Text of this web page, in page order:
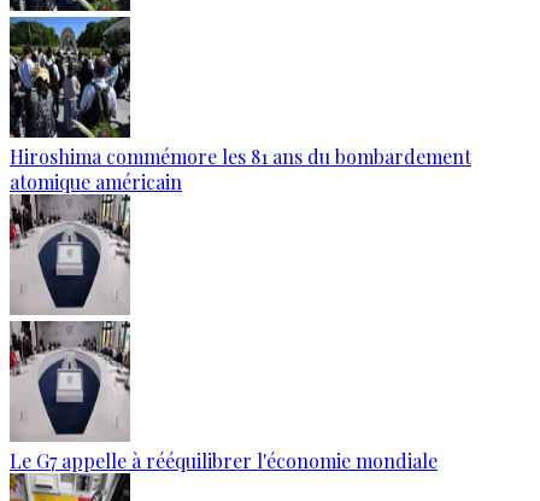
Hiroshima commémore les 81 ans du bombardement
atomique américain
Le G7 appelle à rééquilibrer l'économie mondiale